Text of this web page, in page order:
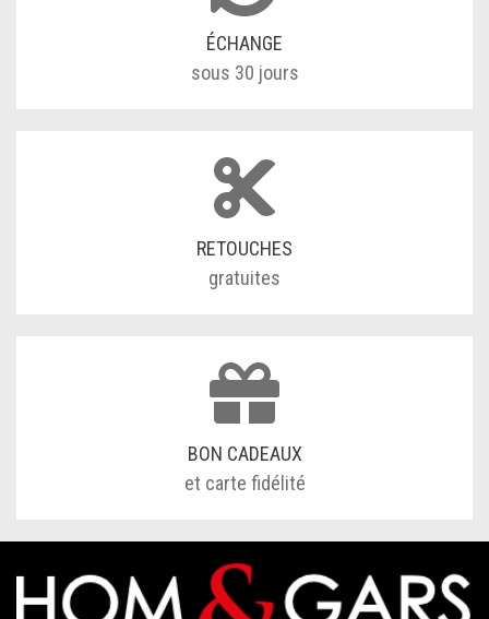
ÉCHANGE
sous 30 jours
RETOUCHES
gratuites
BON CADEAUX
et carte fidélité